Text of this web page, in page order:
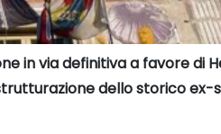
in via definitiva a favore di
dello storico